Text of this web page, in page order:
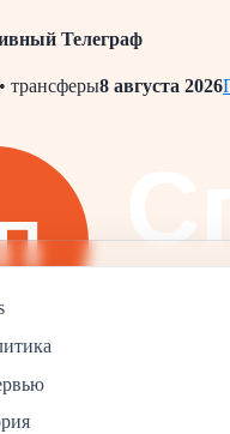
Телеграф
трансферы8 августа 2026
Статистика